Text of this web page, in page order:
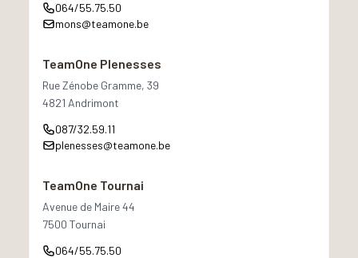
064/55.75.50
mons@teamone.be
TeamOne Plenesses
Rue Zénobe Gramme, 39
4821 Andrimont
087/32.59.11
plenesses@teamone.be
TeamOne Tournai
Avenue de Maire 44
7500 Tournai
064/55.75.50